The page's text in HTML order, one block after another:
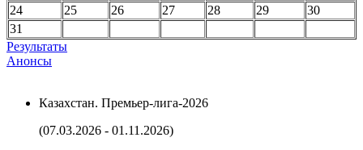
24
25 26 27 28 29
30
31
Результаты
Анонсы
Казахстан. Премьер-лига-2026
(07.03.2026 - 01.11.2026)